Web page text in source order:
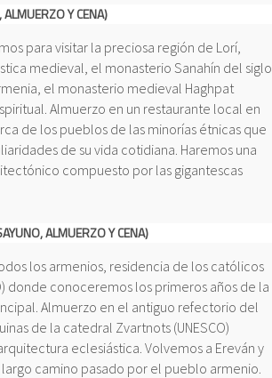
Y CENA)
para visitar la preciosa región de Lorí,
medieval, el monasterio Sanahín del siglo
el monasterio medieval Haghpat
Almuerzo en un restaurante local en
de los pueblos de las minorías étnicas que
de su vida cotidiana. Haremos una
compuesto por las gigantescas
ALMUERZO Y CENA)
los armenios, residencia de los católicos
donde conoceremos los primeros años de la
Almuerzo en el antiguo refectorio del
de la catedral Zvartnots (UNESCO)
eclesiástica. Volvemos a Ereván y
camino pasado por el pueblo armenio.